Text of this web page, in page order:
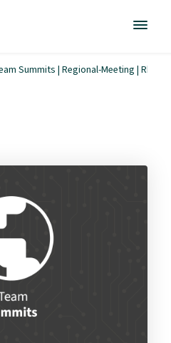
Summits | Regional-Meeting |